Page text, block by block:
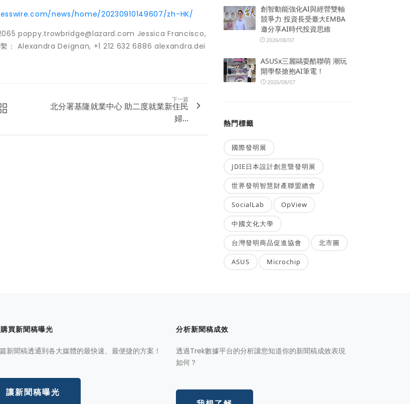
news/home/20230910149607/zh-HK/
poppy.trowbridge@lazard.com Jessica Francisco,
： Alexandra Deignan, +1 212 632 6886 alexandra.dei
下一篇
北分署基隆就業中心 助二度就業新住民
婦...
創智動能強化AI與經營雙軸
競爭力 投資長受臺大EMBA
邀分享AI時代投資思維
2026/08/07
ASUSx三麗鷗耍酷聯萌 潮玩
開學祭搶抱AI筆電！
2026/08/07
熱門標籤
國際發明展
JDIE日本設計創意暨發明展
世界發明智慧財產聯盟總會
SocialLab OpView
中國文化大學
台灣發明商品促進協會 北市圖
ASUS Microchip
買新聞稿曝光
新聞稿透通到各大媒體的最快速、最便捷的方案！
讓新聞稿曝光
分析新聞稿成效
透過Trek數據平台的分析讓您知道你的新聞稿成效表現
如何？